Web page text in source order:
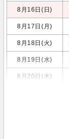
8月16日(日)
8月17日(月)
8月18日(火)
8月19日(水)
8月20日(木)